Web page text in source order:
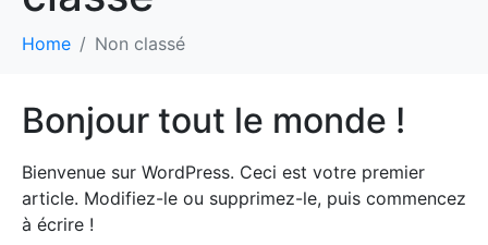
Home Non classé
Bonjour tout le monde !
Bienvenue sur WordPress. Ceci est votre premier
article. Modifiez-le ou supprimez-le, puis commencez
à écrire !